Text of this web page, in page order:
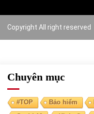
Copyright All right reserved
Chuyên mục
#TOP Bảo hiểm